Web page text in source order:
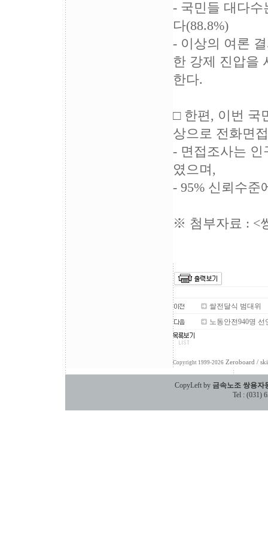
- 국민들 대다수
다(88.8%)
- 이상의 여론
한 강제 진압을
한다.
□ 한편, 이번 국
상으로 전화면
- 면접조사는 인
였으며,
- 95% 신뢰수준
※ 첨부자료 : <
쌀전달식 범대위
노동안전940명
Copyright 1999-2026 Zeroboard /
CopyLeft by 금속노조 쌍용자
Tel : (031)